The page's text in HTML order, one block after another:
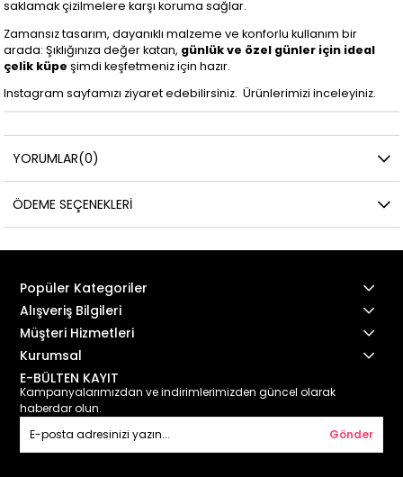
saklamak çizilmelere karşı koruma sağlar.
Zamansız tasarım, dayanıklı malzeme ve konforlu kullanım bir
arada: Şıklığınıza değer katan, günlük ve özel günler için ideal
çelik küpe şimdi keşfetmeniz için hazır.
Instagram sayfamızı ziyaret edebilirsiniz. Ürünlerimizi inceleyiniz.
YORUMLAR(0)
ÖDEME SEÇENEKLERI
Popüler Kategoriler
Alışveriş Bilgileri
Müşteri Hizmetleri
Kurumsal
E-BÜLTEN KAYIT
Kampanyalarımızdan ve indirimlerimizden güncel olarak
haberdar olun.
Gönder